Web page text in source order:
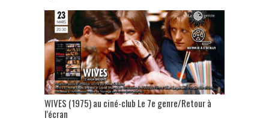
WIVES (1975) au ciné-club Le 7e genre/Retour à
l’écran